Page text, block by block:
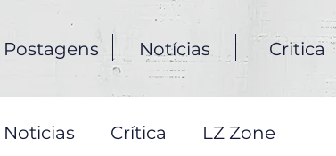
Postagens Notícias Critica
Noticias Crítica LZ Zone